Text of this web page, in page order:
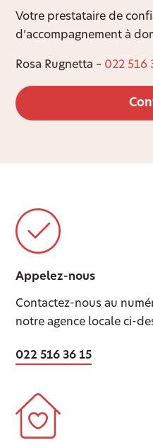
Votre prestataire de
d’accompagnement à
Rosa Rugnetta – 022 516
Appelez-nous
Contactez-nous au
notre agence locale ci-
022 516 36 15